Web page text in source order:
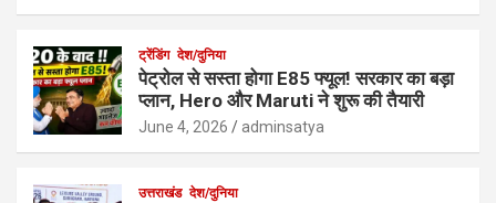
ट्रेंडिंग देश/दुनिया
पेट्रोल से सस्ता होगा E85 फ्यूल! सरकार का बड़ा
प्लान, Hero और Maruti ने शुरू की तैयारी
June 4, 2026 adminsatya
उत्तराखंड देश/दुनिया